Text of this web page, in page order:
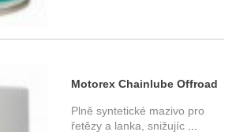
Motorex Chainlube Offroad
56ml
Plně syntetické mazivo pro
řetězy a lanka, snižujíc